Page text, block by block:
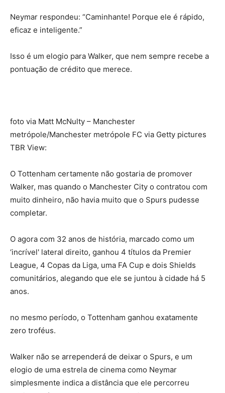
Neymar respondeu: “Caminhante! Porque ele é rápido,
eficaz e inteligente.”
Isso é um elogio para Walker, que nem sempre recebe a
pontuação de crédito que merece.
foto via Matt McNulty – Manchester
metrópole/Manchester metrópole FC via Getty pictures
TBR View:
O Tottenham certamente não gostaria de promover
Walker, mas quando o Manchester City o contratou com
muito dinheiro, não havia muito que o Spurs pudesse
completar.
O agora com 32 anos de história, marcado como um
‘incrível' lateral direito, ganhou 4 títulos da Premier
League, 4 Copas da Liga, uma FA Cup e dois Shields
comunitários, alegando que ele se juntou à cidade há 5
anos.
no mesmo período, o Tottenham ganhou exatamente
zero troféus.
Walker não se arrependerá de deixar o Spurs, e um
elogio de uma estrela de cinema como Neymar
simplesmente indica a distância que ele percorreu